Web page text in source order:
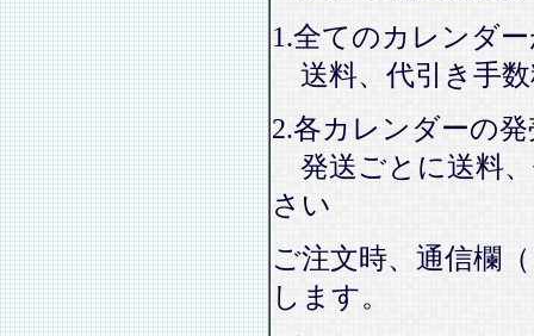
1.全てのカレンダ
送料、代引き手
2.各カレンダーの
発送ごとに送料
さい
ご注文時、通信欄
します。